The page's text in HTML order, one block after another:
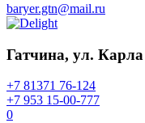
baryer.gtn@mail.ru
Гатчина, ул.
+7 81371 76-124
+7 953 15-00-777
0